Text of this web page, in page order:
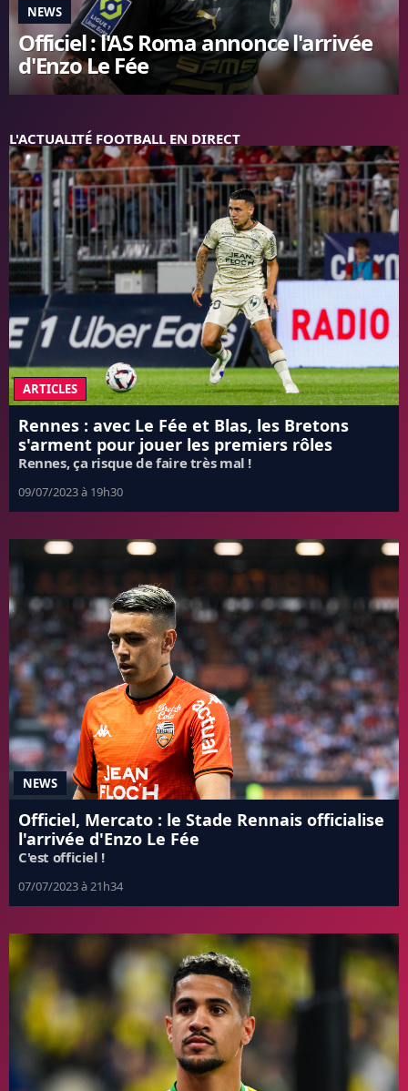
FC BARCELONE
MANCHESTER UNITED
CHELSEA
ARSENAL
L'AVIS DE LA RÉDAC'
NEWS
Officiel : l'AS Roma annonce l'arrivée
d'Enzo Le Fée
L'ACTUALITÉ FOOTBALL EN DIRECT
ARTICLES
Rennes : avec Le Fée et Blas, les Bretons
s'arment pour jouer les premiers rôles
Rennes, ça risque de faire très mal !
09/07/2023 à 19h30
NEWS
Officiel, Mercato : le Stade Rennais officialise
l'arrivée d'Enzo Le Fée
C'est officiel !
07/07/2023 à 21h34